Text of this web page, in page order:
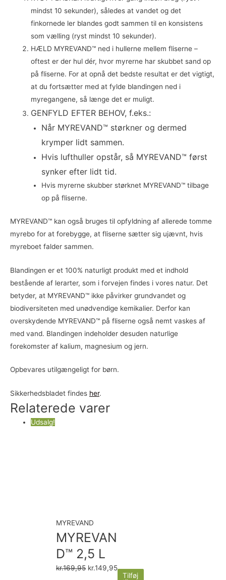
mindst 10 sekunder), således at vandet og det
finkornede ler blandes godt sammen til en konsistens
som vælling (ryst mindst 10 sekunder).
HÆLD MYREVAND™ ned i hullerne mellem fliserne –
oftest er der hul dér, hvor myrerne har skubbet sand op
på fliserne. For at opnå det bedste resultat er det vigtigt,
at du fortsætter med at fylde blandingen ned i
myregangene, så længe det er muligt.
GENFYLD EFTER BEHOV, f.eks.:
Når MYREVAND™ størkner og dermed
krymper lidt sammen.
Hvis lufthuller opstår, så MYREVAND™ først
synker efter lidt tid.
Hvis myrerne skubber størknet MYREVAND™ tilbage
op på fliserne.
MYREVAND™ kan også bruges til opfyldning af allerede tomme
myrebo for at forebygge, at fliserne sætter sig ujævnt, hvis
myreboet falder sammen.
Blandingen er et 100% naturligt produkt med et indhold
bestående af lerarter, som i forvejen findes i vores natur. Det
betyder, at MYREVAND™ ikke påvirker grundvandet og
biodiversiteten med unødvendige kemikalier. Derfor kan
overskydende MYREVAND™ på fliserne også nemt vaskes af
med vand. Blandingen indeholder desuden naturlige
forekomster af kalium, magnesium og jern.
Opbevares utilgængeligt for børn.
Sikkerhedsbladet findes her.
Relaterede varer
Udsalg!
MYREVAND
MYREVAN
D™ 2,5 L
kr.169,95 kr.149,95
Tilføj